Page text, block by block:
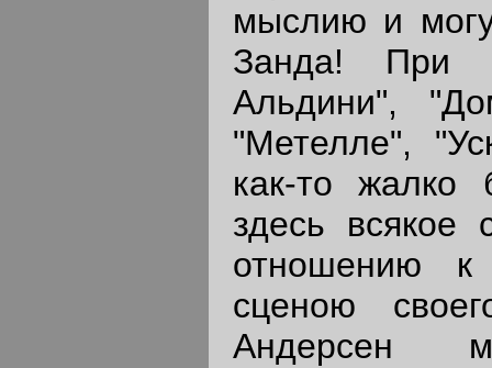
мыслию и
Занда! При
Альдини",
"Метелле",
как-то жалко
здесь всякое
отношению
сценою
Андерсен